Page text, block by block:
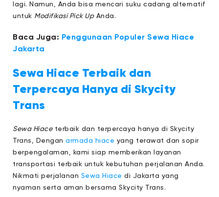
lagi. Namun, Anda bisa mencari suku cadang alternatif
untuk Modifikasi Pick UpAnda.
Baca Juga: Penggunaan Populer Sewa Hiace
Jakarta
Sewa Hiace Terbaik dan
Terpercaya Hanya di Skycity
Trans
Sewa Hiaceterbaik dan terpercaya hanya di Skycity
Trans, Denganarmada hiace yang terawat dan sopir
berpengalaman, kami siap memberikan layanan
transportasi terbaik untuk kebutuhan perjalanan Anda.
Nikmati perjalanan Sewa Hiace di Jakarta yang
nyaman serta aman bersama Skycity Trans.